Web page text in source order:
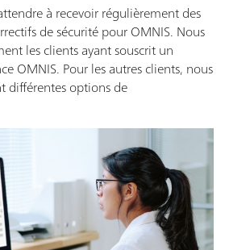
à recevoir régulièrement des
de sécurité pour OMNIS. Nous
les clients ayant souscrit un
OMNIS. Pour les autres clients, nous
différentes options de